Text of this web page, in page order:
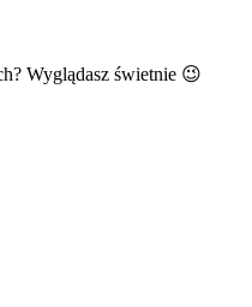
Wyglądasz świetnie 😉